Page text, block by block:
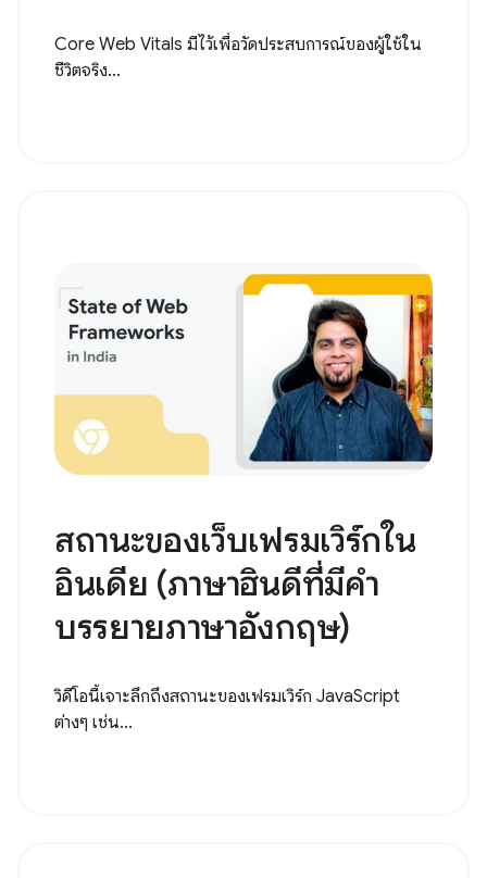
Core Web Vitals มีไว้เพื่อวัดประสบการณ์ของผู้ใช้ใน
ชีวิตจริง...
สถานะของเว็บเฟรมเวิร์กใน
อินเดีย (ภาษาฮินดีที่มีคำ
บรรยายภาษาอังกฤษ)
วิดีโอนี้เจาะลึกถึงสถานะของเฟรมเวิร์ก JavaScript
ต่างๆ เช่น...